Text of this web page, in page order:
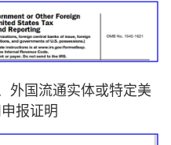
外国流通实体或特定美
报证明